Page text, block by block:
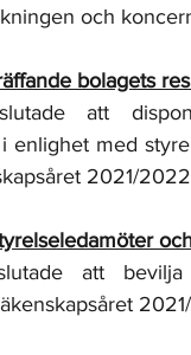
och
bolagets
att
enlighet med
2021/
att